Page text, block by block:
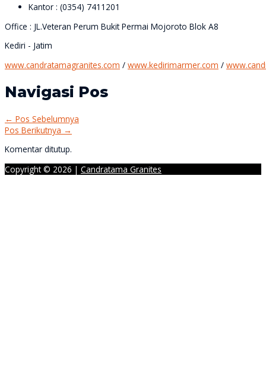
Kantor : (0354) 7411201
Office : JL.Veteran Perum Bukit Permai Mojoroto Blok A8
Kediri - Jatim
www.candratamagranites.com / www.kedirimarmer.com /
Navigasi Pos
← Pos Sebelumnya
Pos Berikutnya →
Komentar ditutup.
Copyright © 2026 | Candratama Granites